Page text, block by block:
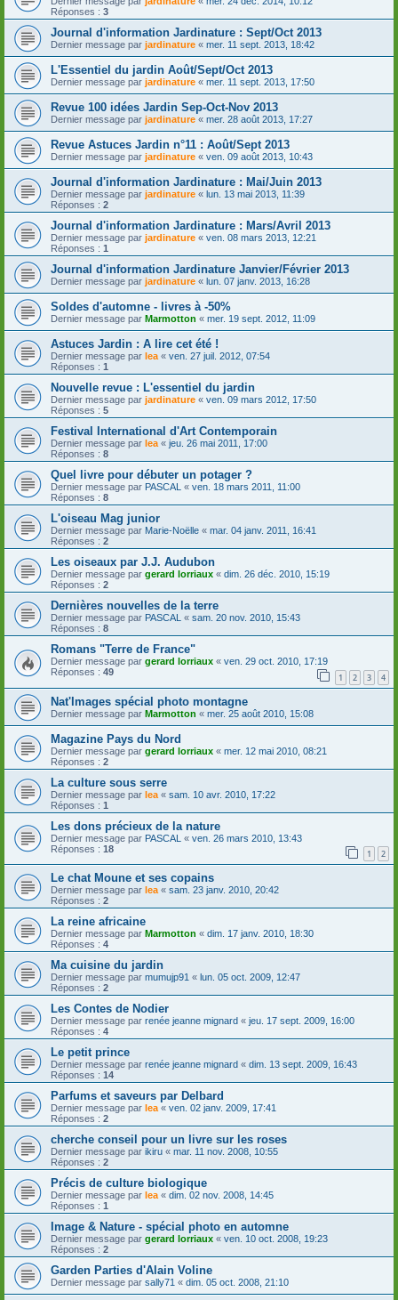
Réponses : 3
Journal d'information Jardinature : Sept/Oct 2013
Dernier message par jardinature « mer. 11 sept. 2013, 18:42
L'Essentiel du jardin Août/Sept/Oct 2013
Dernier message par jardinature « mer. 11 sept. 2013, 17:50
Revue 100 idées Jardin Sep-Oct-Nov 2013
Dernier message par jardinature « mer. 28 août 2013, 17:27
Revue Astuces Jardin n°11 : Août/Sept 2013
Dernier message par jardinature « ven. 09 août 2013, 10:43
Journal d'information Jardinature : Mai/Juin 2013
Dernier message par jardinature « lun. 13 mai 2013, 11:39
Réponses : 2
Journal d'information Jardinature : Mars/Avril 2013
Dernier message par jardinature « ven. 08 mars 2013, 12:21
Réponses : 1
Journal d'information Jardinature Janvier/Février 2013
Dernier message par jardinature « lun. 07 janv. 2013, 16:28
Soldes d'automne - livres à -50%
Dernier message par Marmotton « mer. 19 sept. 2012, 11:09
Astuces Jardin : A lire cet été !
Dernier message par lea « ven. 27 juil. 2012, 07:54
Réponses : 1
Nouvelle revue : L'essentiel du jardin
Dernier message par jardinature « ven. 09 mars 2012, 17:50
Réponses : 5
Festival International d'Art Contemporain
Dernier message par lea « jeu. 26 mai 2011, 17:00
Réponses : 8
Quel livre pour débuter un potager ?
Dernier message par PASCAL « ven. 18 mars 2011, 11:00
Réponses : 8
L'oiseau Mag junior
Dernier message par Marie-Noëlle « mar. 04 janv. 2011, 16:41
Réponses : 2
Les oiseaux par J.J. Audubon
Dernier message par gerard lorriaux « dim. 26 déc. 2010, 15:19
Réponses : 2
Dernières nouvelles de la terre
Dernier message par PASCAL « sam. 20 nov. 2010, 15:43
Réponses : 8
Romans "Terre de France"
Dernier message par gerard lorriaux « ven. 29 oct. 2010, 17:19
Réponses : 49 1 2 3 4
Nat'Images spécial photo montagne
Dernier message par Marmotton « mer. 25 août 2010, 15:08
Magazine Pays du Nord
Dernier message par gerard lorriaux « mer. 12 mai 2010, 08:21
Réponses : 2
La culture sous serre
Dernier message par lea « sam. 10 avr. 2010, 17:22
Réponses : 1
Les dons précieux de la nature
Dernier message par PASCAL « ven. 26 mars 2010, 13:43
Réponses : 18 1 2
Le chat Moune et ses copains
Dernier message par lea« sam. 23 janv. 2010, 20:42
Réponses : 2
La reine africaine
Dernier message par Marmotton « dim. 17 janv. 2010, 18:30
Réponses : 4
Ma cuisine du jardin
Dernier message par mumujp91 « lun. 05 oct. 2009, 12:47
Réponses : 2
Les Contes de Nodier
Dernier message par renée jeanne mignard « jeu. 17 sept. 2009, 16:00
Réponses : 4
Le petit prince
Dernier message par renée jeanne mignard « dim. 13 sept. 2009, 16:43
Réponses : 14
Parfums et saveurs par Delbard
Dernier message par lea« ven. 02 janv. 2009, 17:41
Réponses : 2
cherche conseil pour un livre sur les roses
Dernier message par ikiru « mar. 11 nov. 2008, 10:55
Réponses : 2
Précis de culture biologique
Dernier message par lea« dim. 02 nov. 2008, 14:45
Réponses : 1
Image & Nature - spécial photo en automne
Dernier message par gerard lorriaux « ven. 10 oct. 2008, 19:23
Réponses : 2
Garden Parties d'Alain Voline
Dernier message par sally71 « dim. 05 oct. 2008, 21:10